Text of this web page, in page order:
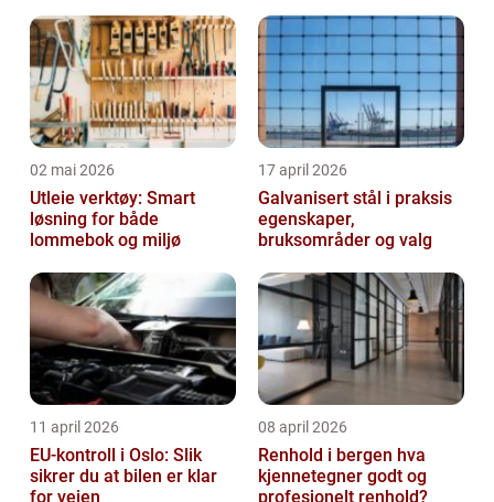
02 mai 2026
Utleie verktøy: Smart
løsning for både
lommebok og miljø
17 april 2026
Galvanisert stål i praksis
egenskaper,
bruksområder og valg
11 april 2026
EU-kontroll i Oslo: Slik
sikrer du at bilen er klar
for veien
08 april 2026
Renhold i bergen hva
kjennetegner godt og
profesjonelt renhold?